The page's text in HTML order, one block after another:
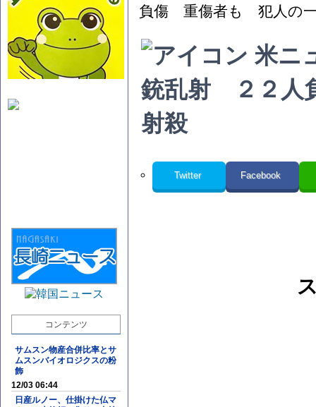
コンテンツ
サムスン物産合併比率とサ
ムスンバイオロジクスの粉
飾
12/03 06:44
日産ルノー、仕掛けた仏マ
負傷 重傷者も 犯人の
米ニ
銃乱射 ２２人
射殺
Twitter Facebook